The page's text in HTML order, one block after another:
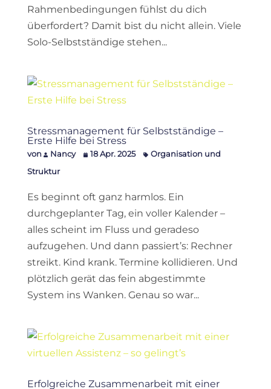
Rahmenbedingungen fühlst du dich
überfordert? Damit bist du nicht allein. Viele
Solo-Selbstständige stehen...
Stressmanagement für Selbstständige –
Erste Hilfe bei Stress
von Nancy 18 Apr. 2025
Organisation und
Struktur
Es beginnt oft ganz harmlos. Ein
durchgeplanter Tag, ein voller Kalender –
alles scheint im Fluss und geradeso
aufzugehen. Und dann passiert’s: Rechner
streikt. Kind krank. Termine kollidieren. Und
plötzlich gerät das fein abgestimmte
System ins Wanken. Genau so war...
Erfolgreiche Zusammenarbeit mit einer